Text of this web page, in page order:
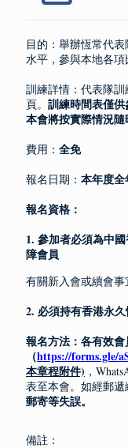
目的：舉辦恆常代
水平，參與本地各項
訓練詳情：代表隊
頁。 訓練時間表僅
本會將按實際情況
費用： 全免
報名日期： 本年度
報名資格：
1. 參加者必須為中
障會員
有關新入會或續會
2. 必須持有香港永
報名方法：各有效
（https://forms.gle/
本章程附件) ，
表至本會。如經郵遞
郵寄等失誤。
備註：